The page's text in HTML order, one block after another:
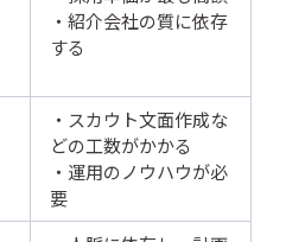
・紹介会社の質に依存
する
・スカウト文面作成な
どの工数がかかる
・運用のノウハウが必
要